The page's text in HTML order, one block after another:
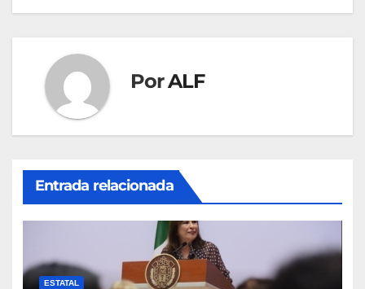
PorALF
Entrada relacionada
ESTATAL